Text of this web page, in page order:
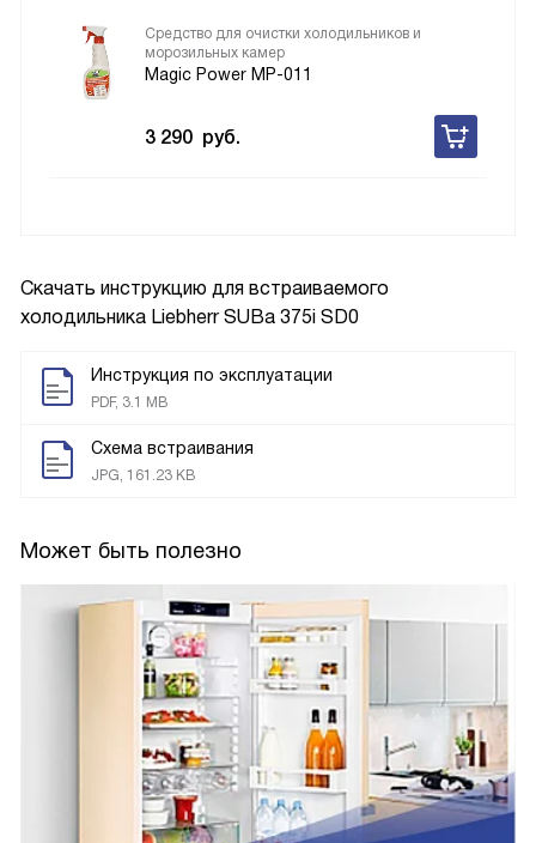
Скачать инструкцию для встраиваемого
холодильника Liebherr SUBa 375i SD0
Инструкция по эксплуатации
PDF, 3.1 MB
Схема встраивания
JPG, 161.23 KB
Может быть полезно
Средство для очистки холодильников и
морозильных камер
Magic Power MP-011
3 290 руб.